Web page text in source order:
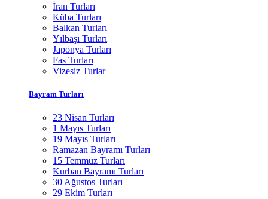
İran Turları
Küba Turları
Balkan Turları
Yılbaşı Turları
Japonya Turları
Fas Turları
Vizesiz Turlar
Bayram Turları
23 Nisan Turları
1 Mayıs Turları
19 Mayıs Turları
Ramazan Bayramı Turları
15 Temmuz Turları
Kurban Bayramı Turları
30 Ağustos Turları
29 Ekim Turları